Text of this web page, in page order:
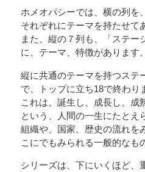
ホメオパシーでは、横の列を
それぞれにテーマを持たせて
また、縦の７列も、「ステー
に、テーマ、特徴があります。
縦に共通のテーマを持つステ
で、トップに立ち18で終わり
これは、誕生し、成長し、成
という、人間の一生にたとえ
組織や、国家、歴史の流れを
こにでもみられる一般的なも
シリーズは、下にいくほど、